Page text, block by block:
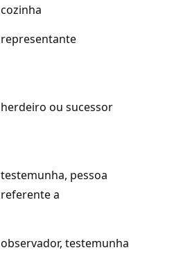
cozinha
representante
herdeiro ou sucessor
testemunha, pessoa
referente a
observador, testemunha